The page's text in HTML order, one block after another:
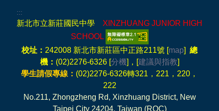
:::
新北市立新莊國民中學
XINZHUANG JUNIOR HIGH
SCHOOL
校址： 242008 新北市新莊區中正路211號 [map] 總
機： (02)2276-6326 [分機]，[建議與指教]
學生請假專線： (02)2276-6326轉321，221，220，
222
No.211, Zhongzheng Rd, Xinzhuang District, New
Taipei City 24204, Taiwan (ROC)